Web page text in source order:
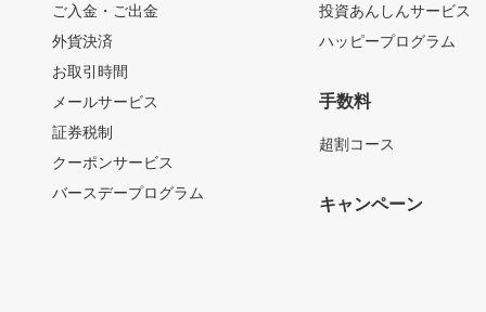
ご入金・ご出金
外貨決済
お取引時間
メールサービス
証券税制
クーポンサービス
バースデープログラム
投資あんしんサービス
ハッピープログラム
手数料
超割コース
キャンペーン